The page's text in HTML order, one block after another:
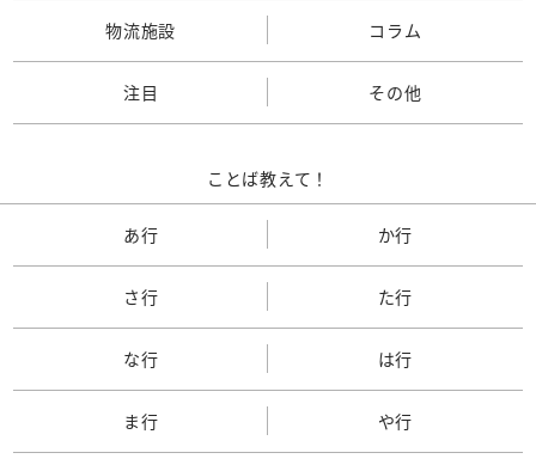
物流施設 コラム
注目 その他
ことば教えて！
あ行 か行
さ行 た行
な行 は行
ま行 や行